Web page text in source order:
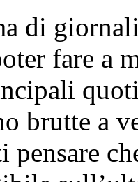
di
fare a
brutte a